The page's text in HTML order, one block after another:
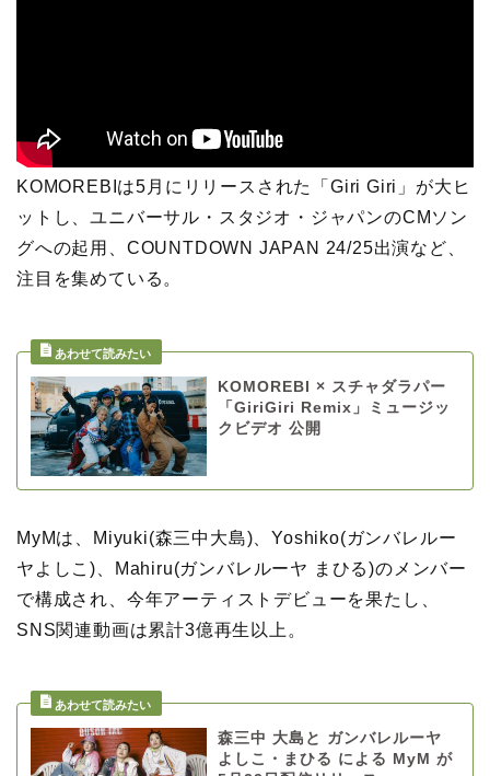
KOMOREBIは5月にリリースされた「Giri Giri」が大ヒ
ットし、ユニバーサル・スタジオ・ジャパンのCMソン
グへの起用、COUNTDOWN JAPAN 24/25出演など、
注目を集めている。
KOMOREBI × スチャダラパー
「GiriGiri Remix」ミュージッ
クビデオ 公開
MyMは、Miyuki(森三中大島)、Yoshiko(ガンバレルー
ヤよしこ)、Mahiru(ガンバレルーヤ まひる)のメンバー
で構成され、今年アーティストデビューを果たし、
SNS関連動画は累計3億再生以上。
森三中 大島と ガンバレルーヤ
よしこ・まひる による MyM が